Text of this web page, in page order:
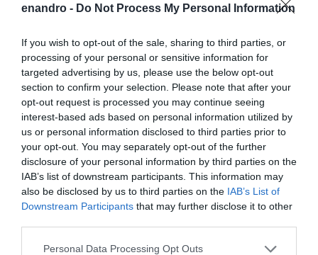
enandro - Do Not Process My Personal Information
If you wish to opt-out of the sale, sharing to third parties, or
processing of your personal or sensitive information for
targeted advertising by us, please use the below opt-out
section to confirm your selection. Please note that after your
opt-out request is processed you may continue seeing
interest-based ads based on personal information utilized by
us or personal information disclosed to third parties prior to
your opt-out. You may separately opt-out of the further
disclosure of your personal information by third parties on the
IAB’s list of downstream participants. This information may
also be disclosed by us to third parties on the IAB’s List of
Downstream Participants that may further disclose it to other
Please note that this website/app uses one or more Google
Personal Data Processing Opt Outs
ΕΠΙΤΕΛΟΥΣ ΒΟΣΣΟ ΠΗΡΕΣ ΘΕΣΗ
ΧΩΡΙΣΕΙ ΤΟ ΝΗΣΙ ΣΤΗ ΜΕΣΗ,
ΜΠΡΑΒΟ
ΜΠΡΑΒΟ
ΜΠΡΑΒΟ
ΜΠΡΑΒΟ
ΜΠΡΑΒΟ
ΜΠΡΑΒΟ
ΜΠΡΑΒΟ
ΜΠΡΑΒΟ
ΜΠΡΑΒΟ
ΜΠΡΑΒΟ